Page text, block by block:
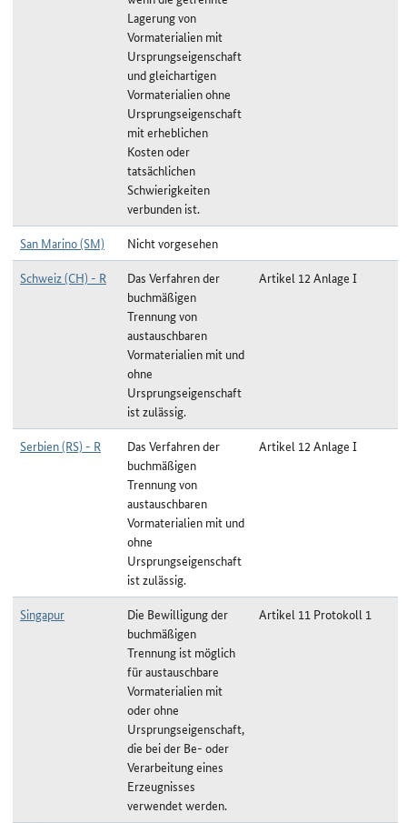
Lagerung von
Vormaterialien mit
Ursprungseigenschaft
und gleichartigen
Vormaterialien ohne
Ursprungseigenschaft
mit erheblichen
Kosten oder
tatsächlichen
Schwierigkeiten
verbunden ist.
San Marino (SM)
Nicht vorgesehen
Schweiz (CH) - R
Das Verfahren der
buchmäßigen
Trennung von
austauschbaren
Vormaterialien mit und
ohne
Ursprungseigenschaft
ist zulässig.
Artikel 12 Anlage I
Serbien (RS) - R
Das Verfahren der
buchmäßigen
Trennung von
austauschbaren
Vormaterialien mit und
ohne
Ursprungseigenschaft
ist zulässig.
Artikel 12 Anlage I
Singapur
Die Bewilligung der
buchmäßigen
Trennung ist möglich
für austauschbare
Vormaterialien mit
oder ohne
Ursprungseigenschaft,
die bei der Be- oder
Verarbeitung eines
Erzeugnisses
verwendet werden.
Artikel 11 Protokoll 1